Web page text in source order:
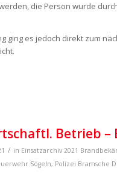
die Person wurde
ging es jedoch direkt zum
Betrieb –
/ in Einsatzarchiv 2021
Sögeln, Polizei Bramsche